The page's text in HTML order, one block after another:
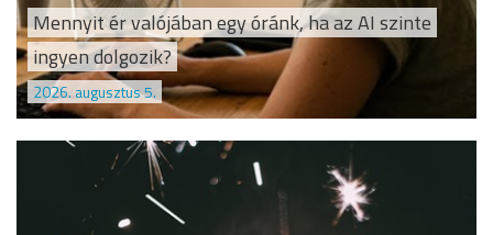
Mennyit ér valójában egy óránk, ha az AI szinte
ingyen dolgozik?
2026. augusztus 5.